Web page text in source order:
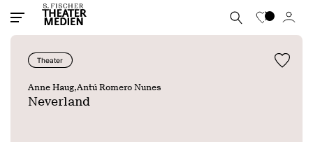
Theater
Anne Haug,Antú Romero Nunes
Neverland